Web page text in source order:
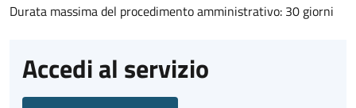
Durata massima del procedimento amministrativo: 30 giorni
Accedi al servizio